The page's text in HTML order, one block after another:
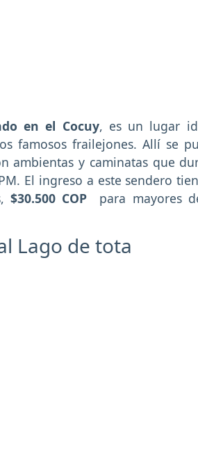
en el Cocuy, es un lugar
famosos frailejones. Allí se
ambientas y caminatas que
El ingreso a este sendero
$30.500 COP para mayores
Lago de tota